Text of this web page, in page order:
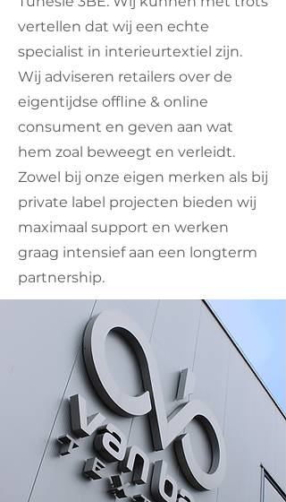
vertellen dat wij een echte
specialist in interieurtextiel zijn.
Wij adviseren retailers over de
eigentijdse offline & online
consument en geven aan wat
hem zoal beweegt en verleidt.
Zowel bij onze eigen merken als bij
private label projecten bieden wij
maximaal support en werken
graag intensief aan een longterm
partnership.